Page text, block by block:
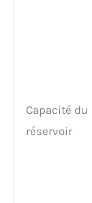
Capacité du
réservoir